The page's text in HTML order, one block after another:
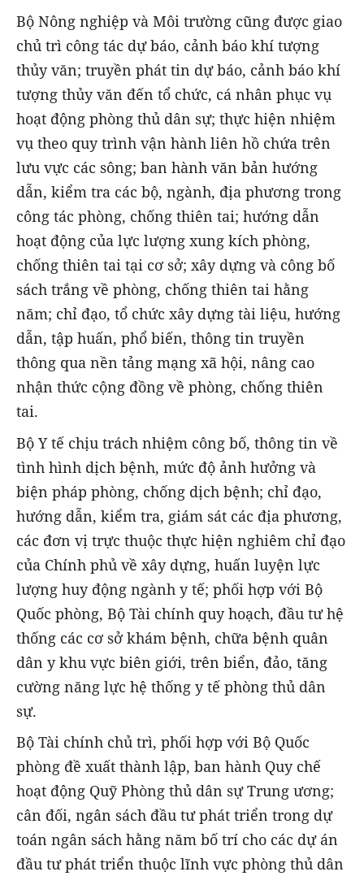
Bộ Nông nghiệp và Môi trường cũng được giao
chủ trì công tác dự báo, cảnh báo khí tượng
thủy văn; truyền phát tin dự báo, cảnh báo khí
tượng thủy văn đến tổ chức, cá nhân phục vụ
hoạt động phòng thủ dân sự; thực hiện nhiệm
vụ theo quy trình vận hành liên hồ chứa trên
lưu vực các sông; ban hành văn bản hướng
dẫn, kiểm tra các bộ, ngành, địa phương trong
công tác phòng, chống thiên tai; hướng dẫn
hoạt động của lực lượng xung kích phòng,
chống thiên tai tại cơ sở; xây dựng và công bố
sách trắng về phòng, chống thiên tai hằng
năm; chỉ đạo, tổ chức xây dựng tài liệu, hướng
dẫn, tập huấn, phổ biến, thông tin truyền
thông qua nền tảng mạng xã hội, nâng cao
nhận thức cộng đồng về phòng, chống thiên
tai.
Bộ Y tế chịu trách nhiệm công bố, thông tin về
tình hình dịch bệnh, mức độ ảnh hưởng và
biện pháp phòng, chống dịch bệnh; chỉ đạo,
hướng dẫn, kiểm tra, giám sát các địa phương,
các đơn vị trực thuộc thực hiện nghiêm chỉ đạo
của Chính phủ về xây dựng, huấn luyện lực
lượng huy động ngành y tế; phối hợp với Bộ
Quốc phòng, Bộ Tài chính quy hoạch, đầu tư hệ
thống các cơ sở khám bệnh, chữa bệnh quân
dân y khu vực biên giới, trên biển, đảo, tăng
cường năng lực hệ thống y tế phòng thủ dân
sự.
Bộ Tài chính chủ trì, phối hợp với Bộ Quốc
phòng đề xuất thành lập, ban hành Quy chế
hoạt động Quỹ Phòng thủ dân sự Trung ương;
cân đối, ngân sách đầu tư phát triển trong dự
toán ngân sách hằng năm bố trí cho các dự án
đầu tư phát triển thuộc lĩnh vực phòng thủ dân